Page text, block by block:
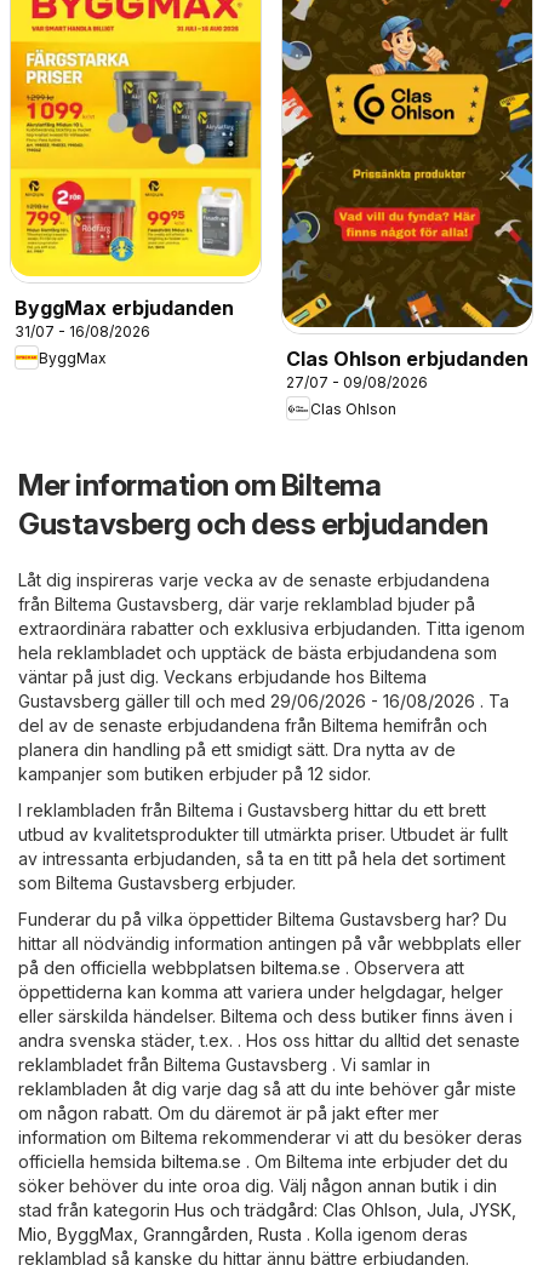
ByggMax erbjudanden
31/07 - 16/08/2026
ByggMax
Clas Ohlson erbjudanden
27/07 - 09/08/2026
Clas Ohlson
Mer information om Biltema
Gustavsberg och dess erbjudanden
Låt dig inspireras varje vecka av de senaste erbjudandena
från Biltema Gustavsberg, där varje reklamblad bjuder på
extraordinära rabatter och exklusiva erbjudanden. Titta igenom
hela reklambladet och upptäck de bästa erbjudandena som
väntar på just dig. Veckans erbjudande hos Biltema
Gustavsberg gäller till och med 29/06/2026 - 16/08/2026 . Ta
del av de senaste erbjudandena från Biltema hemifrån och
planera din handling på ett smidigt sätt. Dra nytta av de
kampanjer som butiken erbjuder på 12 sidor.
I reklambladen från Biltema i Gustavsberg hittar du ett brett
utbud av kvalitetsprodukter till utmärkta priser. Utbudet är fullt
av intressanta erbjudanden, så ta en titt på hela det sortiment
som Biltema Gustavsberg erbjuder.
Funderar du på vilka öppettider Biltema Gustavsberg har? Du
hittar all nödvändig information antingen på vår webbplats eller
på den officiella webbplatsen biltema.se . Observera att
öppettiderna kan komma att variera under helgdagar, helger
eller särskilda händelser. Biltema och dess butiker finns även i
andra svenska städer, t.ex. . Hos oss hittar du alltid det senaste
reklambladet från Biltema Gustavsberg . Vi samlar in
reklambladen åt dig varje dag så att du inte behöver går miste
om någon rabatt. Om du däremot är på jakt efter mer
information om Biltema rekommenderar vi att du besöker deras
officiella hemsida biltema.se . Om Biltema inte erbjuder det du
söker behöver du inte oroa dig. Välj någon annan butik i din
stad från kategorin Hus och trädgård: Clas Ohlson Jula JYSK
Mio ByggMax Granngården Rusta . Kolla igenom deras
reklamblad så kanske du hittar ännu bättre erbjudanden.